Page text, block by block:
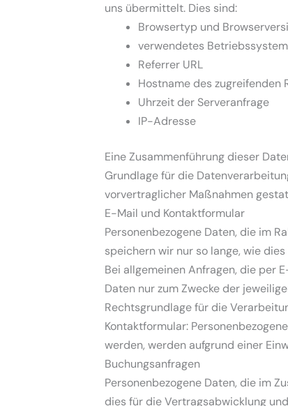
uns übermittelt. Dies sind:
Browsertyp und
verwendetes Betriebssystem
Referrer URL
Hostname des zugreifenden
Uhrzeit der Serveranfrage
IP-Adresse
Eine Zusammenführung dieser
Grundlage für die
vorvertraglicher Maßnahmen
E-Mail und Kontaktformular
Personenbezogene Daten, die im
speichern wir nur so lange, wie
Bei allgemeinen Anfragen, die per
Daten nur zum Zwecke der
Rechtsgrundlage für die
Kontaktformular:
werden, werden aufgrund einer
Buchungsanfragen
Personenbezogene Daten, die im
dies für die Vertragsabwicklung